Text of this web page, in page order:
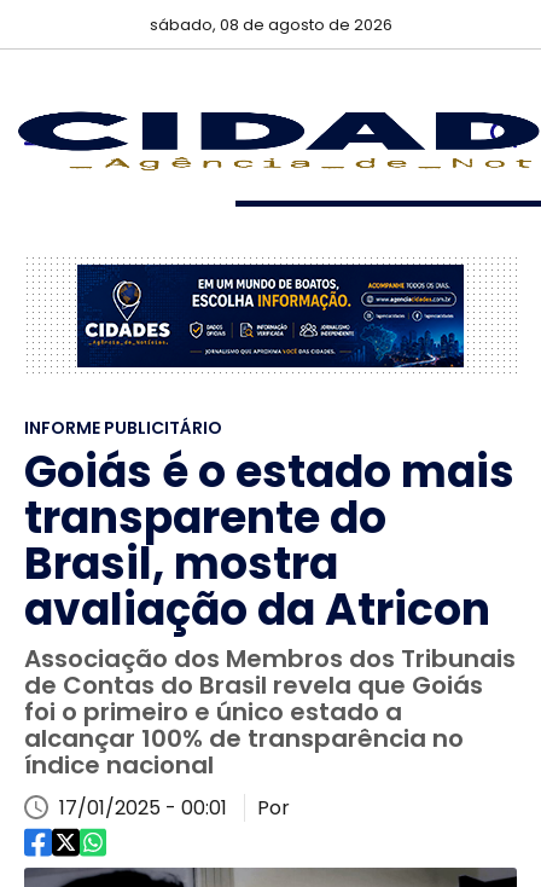
sábado, 08 de agosto de 2026
INFORME PUBLICITÁRIO
Goiás é o estado mais
transparente do
Brasil, mostra
avaliação da Atricon
Associação dos Membros dos Tribunais
de Contas do Brasil revela que Goiás
foi o primeiro e único estado a
alcançar 100% de transparência no
índice nacional
17/01/2025 - 00:01 Por